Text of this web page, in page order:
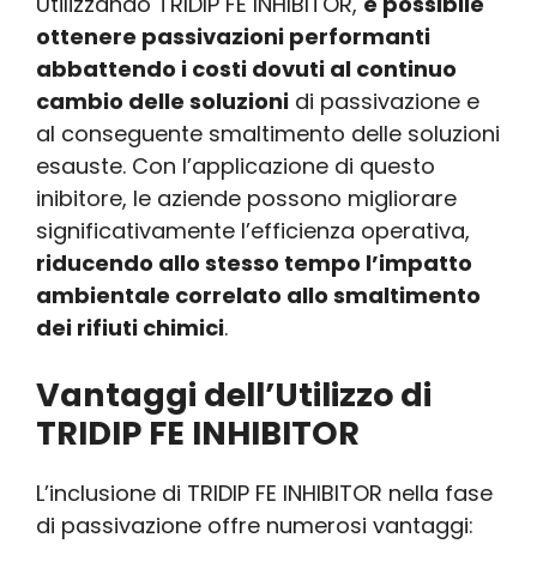
ottenere passivazioni performanti
abbattendo i costi dovuti al continuo
cambio delle soluzioni di passivazione e
al conseguente smaltimento delle soluzioni
esauste. Con l’applicazione di questo
inibitore, le aziende possono migliorare
significativamente l’efficienza operativa,
riducendo allo stesso tempo l’impatto
ambientale correlato allo smaltimento
dei rifiuti chimici.
Vantaggi dell’Utilizzo di
TRIDIP FE INHIBITOR
L’inclusione di TRIDIP FE INHIBITOR nella fase
di passivazione offre numerosi vantaggi: